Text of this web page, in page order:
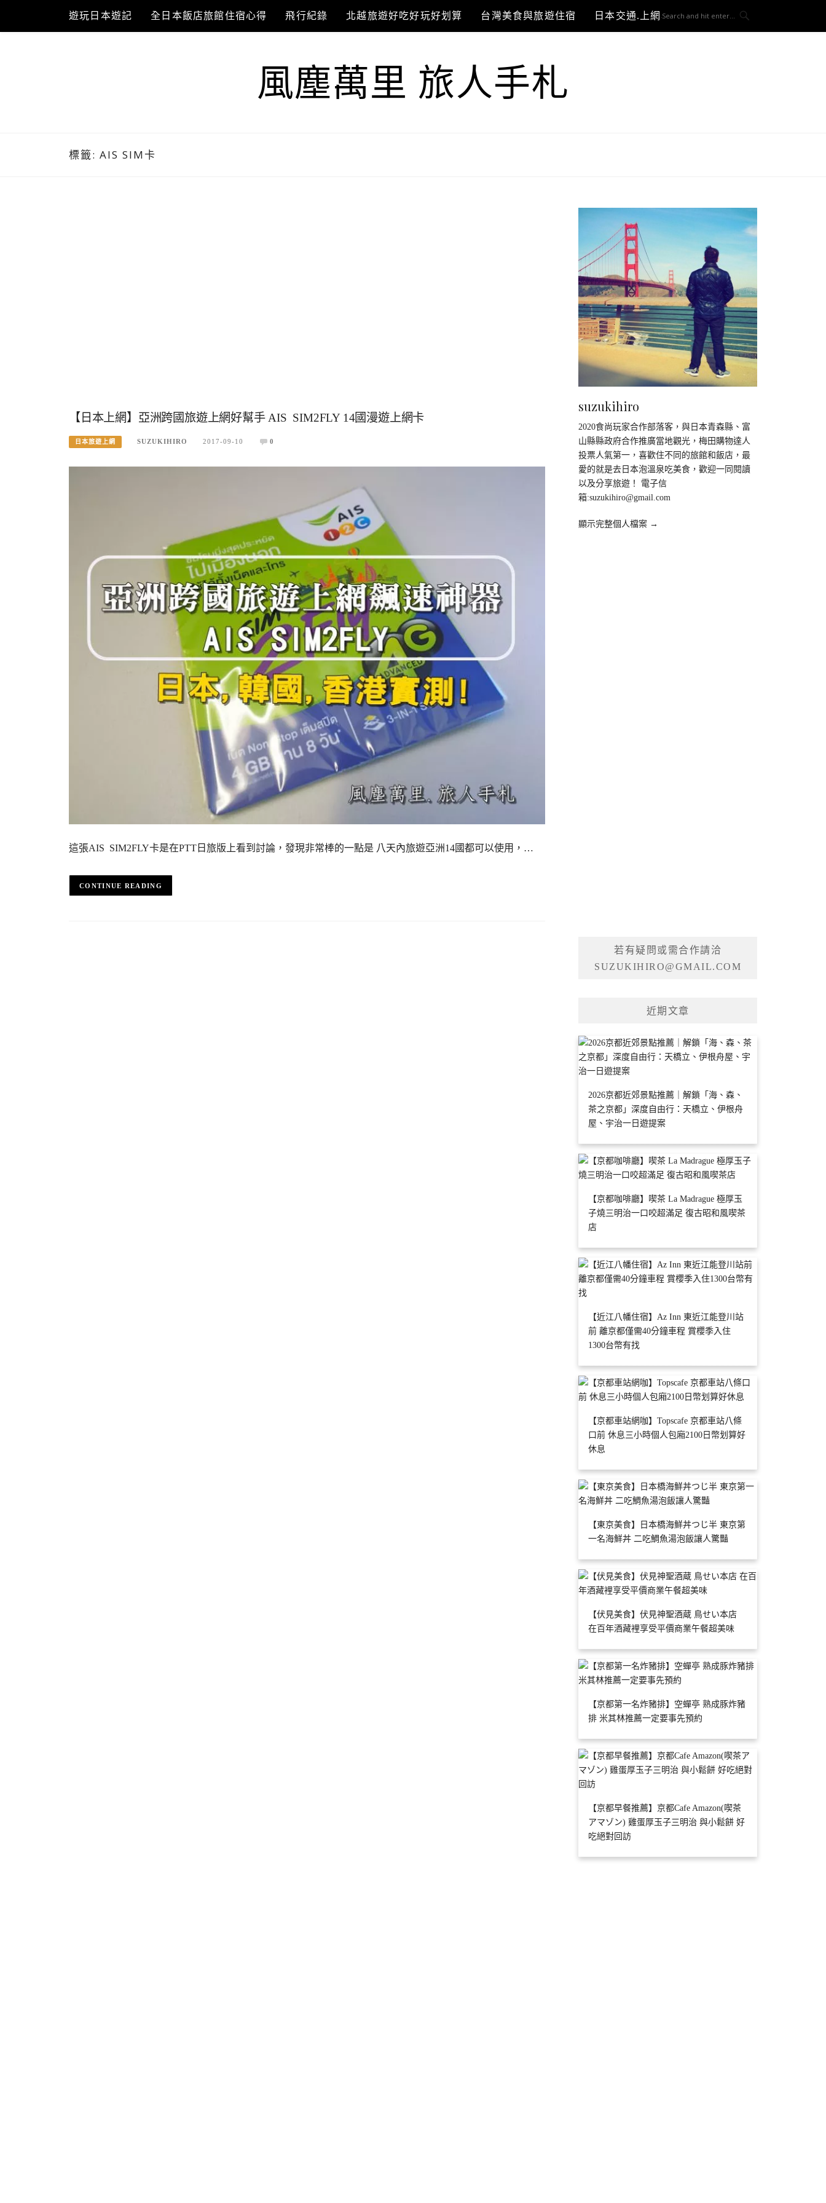
content
遊玩日本遊記 全日本飯店旅館住宿心得 飛行紀錄 北越旅遊好吃好玩好划算 台灣美食與旅遊住宿 日本交通.上網與3C開箱
風塵萬里 旅人手札
標籤: AIS SIM卡
【日本上網】亞洲跨國旅遊上網好幫手 AIS SIM2FLY 14國漫遊上網卡
日本旅遊上網 SUZUKIHIRO 2017-09-10 0
這張AIS SIM2FLY卡是在PTT日旅版上看到討論，發現非常棒的一點是 八天內旅遊亞洲14國都可以使用，…
CONTINUE READING
suzukihiro
2020食尚玩家合作部落客，與日本青森縣、富
山縣縣政府合作推廣當地觀光，梅田購物達人
投票人氣第一，喜歡住不同的旅館和飯店，最
愛的就是去日本泡溫泉吃美食，歡迎一同閱讀
以及分享旅遊！ 電子信
箱:suzukihiro@gmail.com
顯示完整個人檔案 →
若有疑問或需合作請洽
SUZUKIHIRO@GMAIL.COM
近期文章
2026京都近郊景點推薦｜解鎖「海、森、
茶之京都」深度自由行：天橋立、伊根舟
屋、宇治一日遊提案
【京都咖啡廳】喫茶 La Madrague 極厚玉
子燒三明治一口咬超滿足 復古昭和風喫茶
店
【近江八幡住宿】Az Inn 東近江能登川站
前 離京都僅需40分鐘車程 賞櫻季入住
1300台幣有找
【京都車站網咖】Topscafe 京都車站八條
口前 休息三小時個人包廂2100日幣划算好
休息
【東京美食】日本橋海鮮丼つじ半 東京第
一名海鮮丼 二吃鯛魚湯泡飯讓人驚豔
【伏見美食】伏見神聖酒蔵 鳥せい本店
在百年酒藏裡享受平價商業午餐超美味
【京都第一名炸豬排】空蟬亭 熟成豚炸豬
排 米其林推薦一定要事先預約
【京都早餐推薦】京都Cafe Amazon(喫茶
アマゾン) 雞蛋厚玉子三明治 與小鬆餅 好
吃絕對回訪